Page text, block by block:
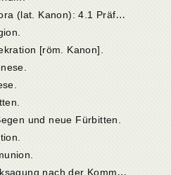
4
. Anaphora (lat. Kanon): 4.1 Präfation
[röm. Kanon].
und neue Fürbitten.
4
.10 Danksagung nach der Kommunion.